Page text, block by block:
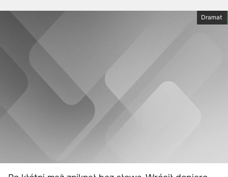
Dramat